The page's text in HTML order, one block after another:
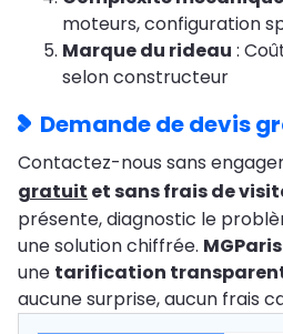
moteurs, configuration
Marque du rideau :
selon constructeur
Demande de devis
Contactez-nous sans
gratuit et sans frais de
présente, diagnostic le
une solution chiffrée. MGParis
une tarification
aucune surprise, aucun frais